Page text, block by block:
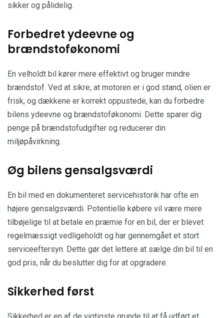
sikker og pålidelig.
Forbedret ydeevne og
brændstoføkonomi
En velholdt bil kører mere effektivt og bruger mindre
brændstof. Ved at sikre, at motoren er i god stand, olien er
frisk, og dækkene er korrekt oppustede, kan du forbedre
bilens ydeevne og brændstoføkonomi. Dette sparer dig
penge på brændstofudgifter og reducerer din
miljøpåvirkning.
Øg bilens gensalgsværdi
En bil med en dokumenteret servicehistorik har ofte en
højere gensalgsværdi. Potentielle købere vil være mere
tilbøjelige til at betale en præmie for en bil, der er blevet
regelmæssigt vedligeholdt og har gennemgået et stort
serviceeftersyn. Dette gør det lettere at sælge din bil til en
god pris, når du beslutter dig for at opgradere.
Sikkerhed først